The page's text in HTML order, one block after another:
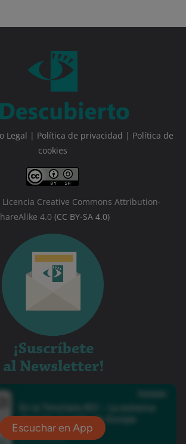
Legal | Política de privacidad | Política de
cookies
Creative Commons Attribution-
4.0 (CC BY-SA 4.0)